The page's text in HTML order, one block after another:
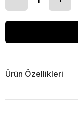
Ürün Özellikleri